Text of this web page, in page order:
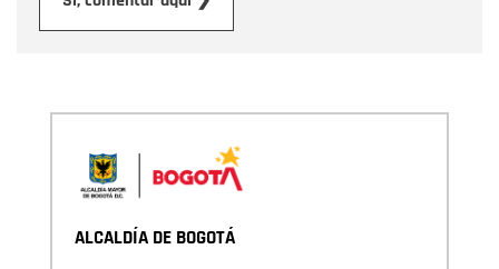
ALCALDÍA DE BOGOTÁ